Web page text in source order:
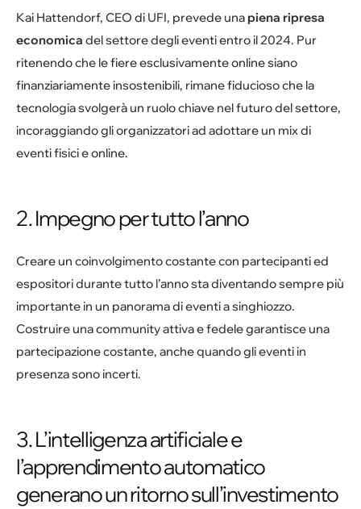
Kai Hattendorf, CEO di UFI, prevede unapiena ripresa
economica del settore degli eventi entro il 2024. Pur
ritenendo che le fiere esclusivamente online siano
finanziariamente insostenibili, rimane fiducioso che la
tecnologia svolgerà un ruolo chiave nel futuro del settore,
incoraggiando gli organizzatori ad adottare un mix di
eventi fisici e online.
2. Impegno per tutto l’anno
Creare un coinvolgimento costante con partecipanti ed
espositori durante tutto l’anno sta diventando sempre più
importante in un panorama di eventi a singhiozzo.
Costruire una community attiva e fedele garantisce una
partecipazione costante, anche quando gli eventi in
presenza sono incerti.
3. L’intelligenza artificiale e
l’apprendimento automatico
generano un ritorno sull’investimento